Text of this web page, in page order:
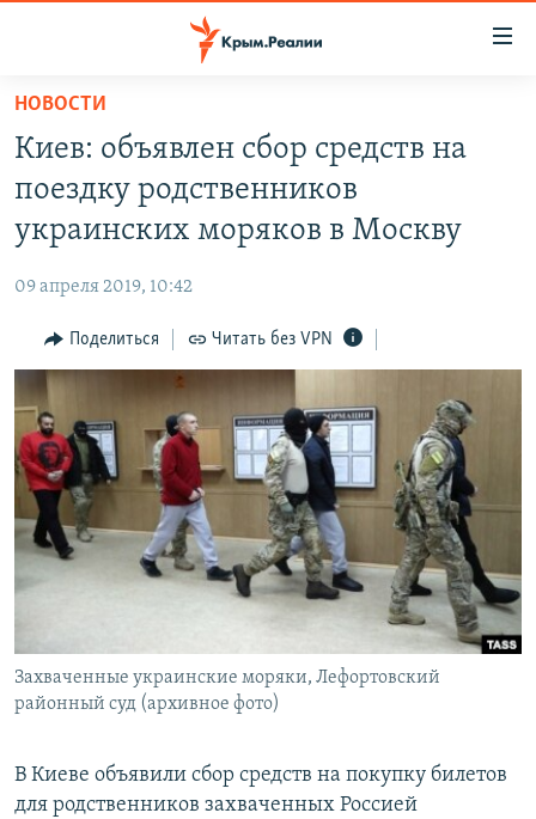
Вернуться
основному
содержанию
главной
навигации
Вернутся
поиску
11 ЛЕТ ОККУПАЦИИ КРЫМА. 11 ИСТОРИЙ СОПРОТИВЛЕНИЯ
ЕЩЕ
ИНТЕРАКТИВ
ИНФОГРАФИКА
ТЕЛЕПРОЕКТ КРЫМ.РЕАЛИИ
СОВЕТЫ ПРАВОЗАЩИТНИКОВ
ПРОПАВШИЕ БЕЗ ВЕСТИ
ПОБЕДИТЕЛЕЙ НЕ СУДЯТ?
УКРАИНСКАЯ ПРОБЛЕМА КРЫМА
РАДІО СВОБОДА
КАК ОБОЙТИ БЛОКИРОВКУ
Українською
Qırımtatar
ПРИСОЕДИНЯЙТЕСЬ!
Все сайты RFE/RL
НОВОСТИ
Киев: объявлен сбор средств на
поездку родственников
украинских моряков в Москву
09 апреля 2019, 10:42
Поделиться Читать без VPN
Захваченные украинские моряки, Лефортовский
районный суд (архивное фото)
В Киеве объявили сбор средств на покупку билетов
для родственников захваченных Россией